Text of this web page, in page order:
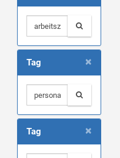
×
Tag
×
Tag